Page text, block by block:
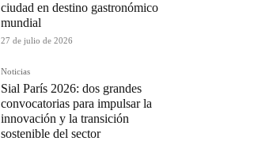
ciudad en destino gastronómico
mundial
27 de julio de 2026
Noticias
Sial París 2026: dos grandes
convocatorias para impulsar la
innovación y la transición
sostenible del sector